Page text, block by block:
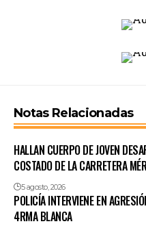
Notas Relacionadas
HALLAN CUERPO DE JOVEN
COSTADO DE LA CARRETERA
5 agosto, 2026
POLICÍA INTERVIENE EN
4RMA BLANCA